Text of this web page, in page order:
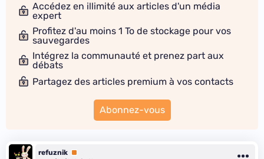
Accédez en illimité aux articles d'un média
expert
Profitez d'au moins 1 To de stockage pour vos
sauvegardes
Intégrez la communauté et prenez part aux
débats
Partagez des articles premium à vos contacts
Abonnez-vous
refuznik Premium